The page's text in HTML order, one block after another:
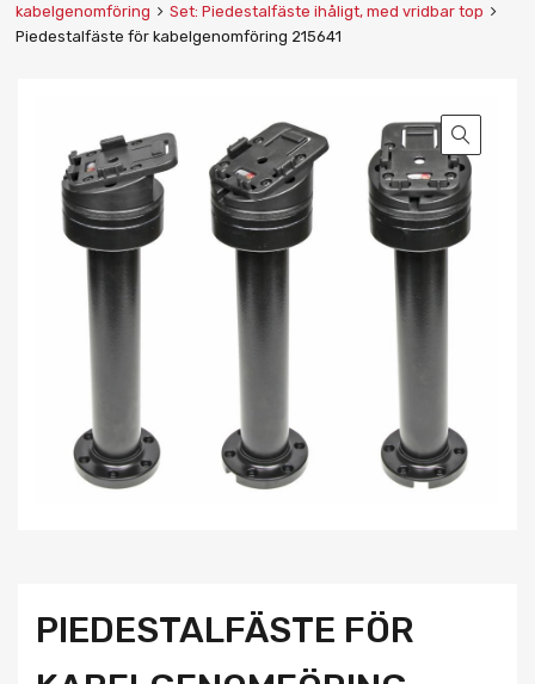
kabelgenomföring
Set: Piedestalfäste ihåligt, med vridbar top
Piedestalfäste för kabelgenomföring 215641
PIEDESTALFÄSTE FÖR